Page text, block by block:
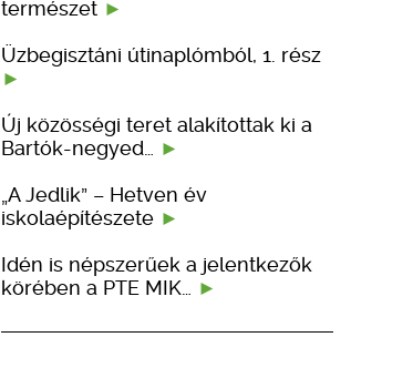
természet
Üzbegisztáni útinaplómból, 1. rész
Új közösségi teret alakítottak ki a
Bartók-negyed…
„A Jedlik” – Hetven év
iskolaépítészete
Idén is népszerűek a jelentkezők
körében a PTE MIK…